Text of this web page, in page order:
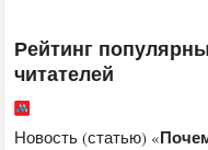
Рейтинг
читателей
Новость (статью) «